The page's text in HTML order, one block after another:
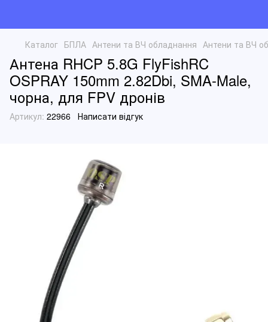
Каталог БПЛА Антени та ВЧ обладнання Антени та ВЧ
Антена RHCP 5.8G FlyFishRC
OSPRAY 150mm 2.82Dbi, SMA-Male,
чорна, для FPV дронів
Артикул: 22966 Написати відгук